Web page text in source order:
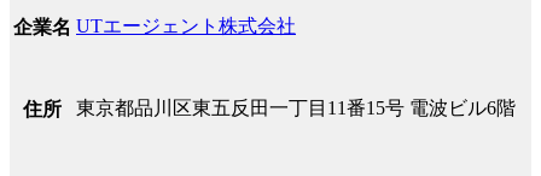
企業名 UTエージェント株式会社
住所 東京都品川区東五反田一丁目11番15号 電波ビル6階